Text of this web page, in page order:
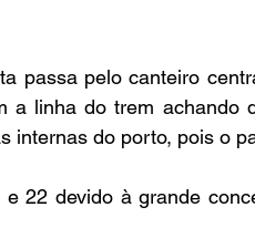
passa pelo canteiro
a linha do trem achando
internas do porto, pois o
22 devido à grande